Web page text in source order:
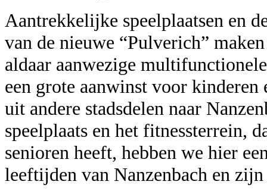
Aantrekkelijke speelplaatsen en
van de nieuwe “Pulverich”
aldaar aanwezige
een grote aanwinst voor
uit andere stadsdelen naar
speelplaats en het fitnessterrein,
senioren heeft, hebben we hier
leeftijden van Nanzenbach en zijn